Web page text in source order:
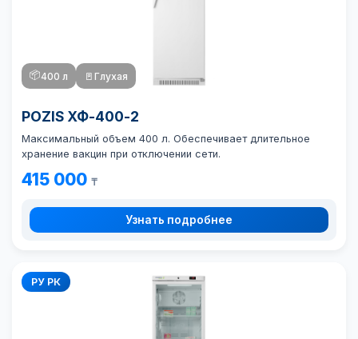
📦400 л 🚪 Глухая
POZIS ХФ-400-2
Максимальный объем 400 л. Обеспечивает длительное
хранение вакцин при отключении сети.
415 000 ₸
Узнать подробнее
РУ РК